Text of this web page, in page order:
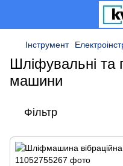
Інструмент
Шліфувальні та
машини
Фільтр